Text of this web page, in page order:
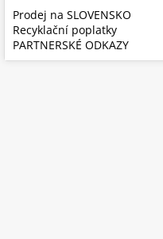
Prodej na SLOVENSKO
Recyklační poplatky
PARTNERSKÉ ODKAZY